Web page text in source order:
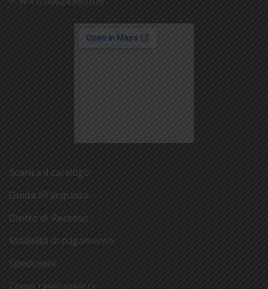
Scarica il catalogo
Guida all’acquisto
Diritto di Recesso
Modalità di pagamento
Spedizioni
Come raggiungerci